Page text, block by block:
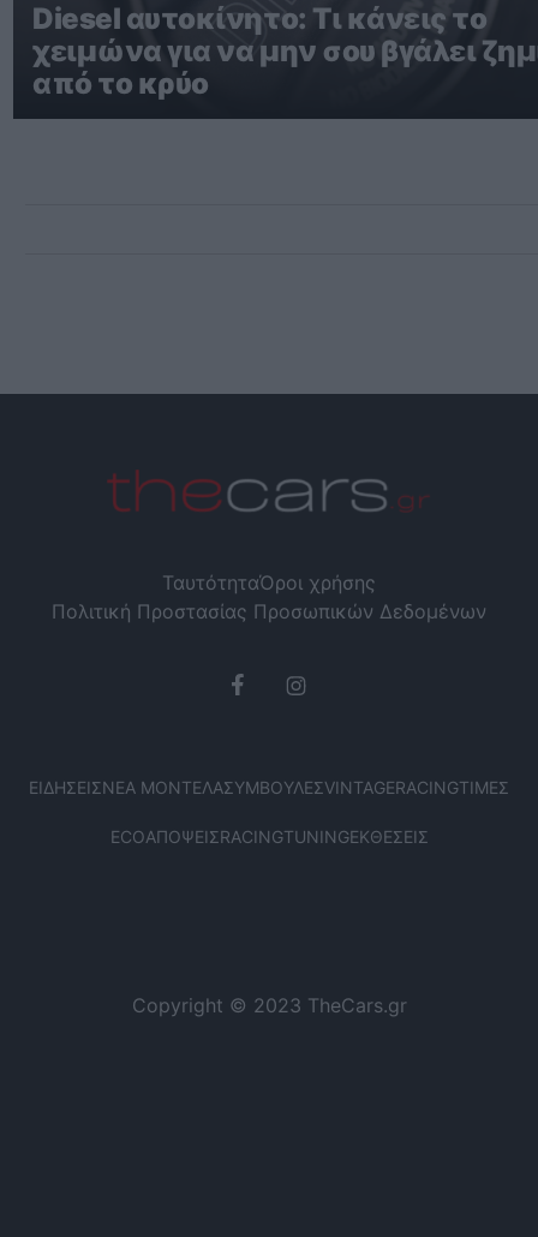
Diesel αυτοκίνητο: Τι κάνεις το
χειμώνα για να μην σου βγάλει
από το κρύο
ΤαυτότηταΌροι χρήσης
Πολιτική Προστασίας Προσωπικών Δεδομένων
ΕΙΔΉΣΕΙΣΝΈΑ ΜΟΝΤΈΛΑΣΥΜΒΟΥΛΈΣVINTAGERACINGΤΙΜΈΣ
ECOΑΠΌΨΕΙΣRACINGTUNINGΕΚΘΈΣΕΙΣ
Copyright © 2023 TheCars.gr